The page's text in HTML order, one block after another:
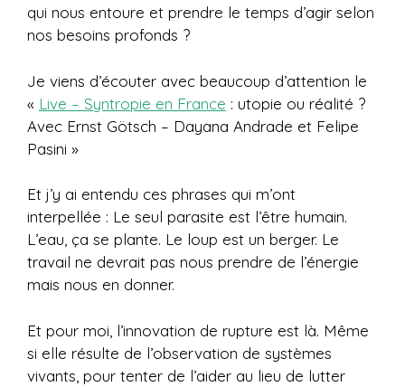
qui nous entoure et prendre le temps d’agir selon
nos besoins profonds ?
Je viens d’écouter avec beaucoup d’attention le
« Live – Syntropie en France : utopie ou réalité ?
Avec Ernst Götsch – Dayana Andrade et Felipe
Pasini »
Et j’y ai entendu ces phrases qui m’ont
interpellée : Le seul parasite est l’être humain.
L’eau, ça se plante. Le loup est un berger. Le
travail ne devrait pas nous prendre de l’énergie
mais nous en donner.
Et pour moi, l’innovation de rupture est là. Même
si elle résulte de l’observation de systèmes
vivants, pour tenter de l’aider au lieu de lutter